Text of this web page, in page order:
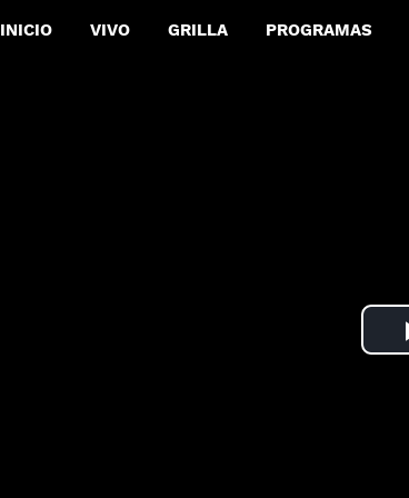
INICIO VIVO GRILLA PROGRAMAS